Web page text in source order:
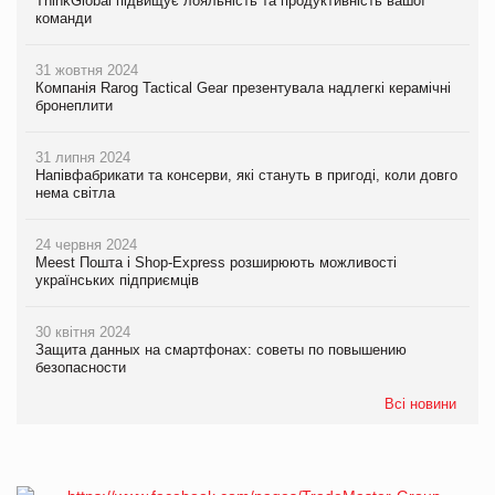
команди
31 жовтня 2024
Компанія Rarog Tactical Gear презентувала надлегкі керамічні
бронеплити
31 липня 2024
Напівфабрикати та консерви, які стануть в пригоді, коли довго
нема світла
24 червня 2024
Meest Пошта і Shop-Express розширюють можливості
українських підприємців
30 квітня 2024
Защита данных на смартфонах: советы по повышению
безопасности
Всі новини